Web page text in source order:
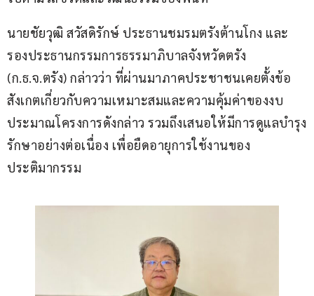
นายชัยวุฒิ สวัสดิรักษ์ ประธานชมรมตรังต้านโกง และ
รองประธานกรรมการธรรมาภิบาลจังหวัดตรัง
(ก.ธ.จ.ตรัง) กล่าวว่า ที่ผ่านมาภาคประชาชนเคยตั้งข้อ
สังเกตเกี่ยวกับความเหมาะสมและความคุ้มค่าของงบ
ประมาณโครงการดังกล่าว รวมถึงเสนอให้มีการดูแลบำรุง
รักษาอย่างต่อเนื่อง เพื่อยืดอายุการใช้งานของ
ประติมากรรม